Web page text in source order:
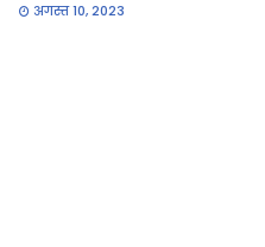
अगस्त 10, 2023